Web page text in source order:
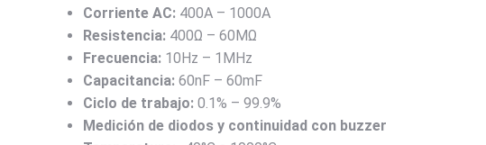
Corriente AC: 400A – 1000A
Resistencia: 400Ω – 60MΩ
Frecuencia: 10Hz – 1MHz
Capacitancia: 60nF – 60mF
Ciclo de trabajo: 0.1% – 99.9%
Medición de diodos y continuidad con buzzer